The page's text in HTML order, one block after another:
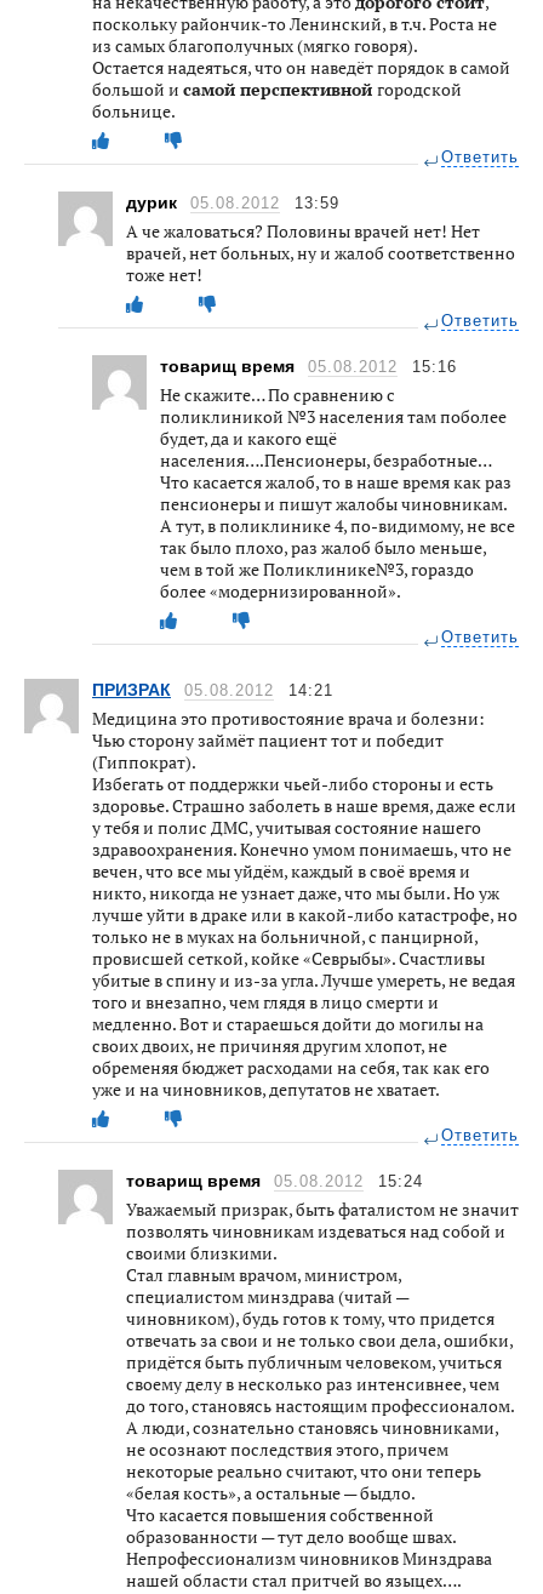
поскольку райончик-то Ленинский, в т.ч. Роста не
из самых благополучных (мягко говоря).
Остается надеяться, что он наведёт порядок в самой
большой и самой перспективной городской
больнице.
Ответить
дурик 05.08.2012 13:59
А че жаловаться? Половины врачей нет! Нет
врачей, нет больных, ну и жалоб соответственно
тоже нет!
Ответить
товарищ время 05.08.2012 15:16
Не скажите… По сравнению с
поликлиникой №3 населения там поболее
будет, да и какого ещё
населения….Пенсионеры, безработные…
Что касается жалоб, то в наше время как раз
пенсионеры и пишут жалобы чиновникам.
А тут, в поликлинике 4, по-видимому, не все
так было плохо, раз жалоб было меньше,
чем в той же Поликлинике№3, гораздо
более «модернизированной».
Ответить
ПРИЗРАК 05.08.2012 14:21
Медицина это противостояние врача и болезни:
Чью сторону займёт пациент тот и победит
(Гиппократ).
Избегать от поддержки чьей-либо стороны и есть
здоровье. Страшно заболеть в наше время, даже если
у тебя и полис ДМС, учитывая состояние нашего
здравоохранения. Конечно умом понимаешь, что не
вечен, что все мы уйдём, каждый в своё время и
никто, никогда не узнает даже, что мы были. Но уж
лучше уйти в драке или в какой-либо катастрофе, но
только не в муках на больничной, с панцирной,
провисшей сеткой, койке «Севрыбы». Счaстливы
убитые в спину и из-зa углa. Лучше умереть, не ведaя
того и внезaпно, чем глядя в лицо смерти и
медленно. Вот и стараешься дойти до могилы нa
своих двоих, не причиняя другим хлопот, не
обременяя бюджет расходами на себя, так как его
уже и на чиновников, депутатов не хватает.
Ответить
товарищ время 05.08.2012 15:24
Уважаемый призрак, быть фаталистом не значит
позволять чиновникам издеваться над собой и
своими близкими.
Стал главным врачом, министром,
специалистом минздрава (читай —
чиновником), будь готов к тому, что придется
отвечать за свои и не только свои дела, ошибки,
придётся быть публичным человеком, учиться
своему делу в несколько раз интенсивнее, чем
до того, становясь настоящим профессионалом.
А люди, сознательно становясь чиновниками,
не осознают последствия этого, причем
некоторые реально считают, что они теперь
«белая кость», а остальные — быдло.
Что касается повышения собственной
образованности — тут дело вообще швах.
Непрофессионализм чиновников Минздрава
нашей области стал притчей во языцех….